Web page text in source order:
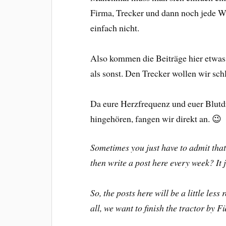
Firma, Trecker und dann noch jede
einfach nicht.
Also kommen die Beiträge hier
als sonst. Den Trecker wollen wir
Da eure Herzfrequenz und euer
hingehören, fangen wir direkt an. 😉
Sometimes you just have to admit
then write a post here every week? It
So, the posts here will be a little
all, we want to finish the tractor by